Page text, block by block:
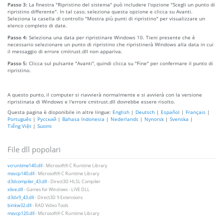
Passo 3: La finestra "Ripristino del sistema" può includere l'opzione "Scegli un punto di
ripristino differente". In tal caso, seleziona questa opzione e clicca su Avanti.
Seleziona la casella di controllo "Mostra più punti di ripristino" per visualizzare un
elenco completo di date.
Passo 4: Seleziona una data per ripristinare Windows 10. Tieni presente che è
necessario selezionare un punto di ripristino che ripristinerà Windows alla data in cui
il messaggio di errore cmitrust.dll non appariva.
Passo 5: Clicca sul pulsante "Avanti", quindi clicca su "Fine" per confermare il punto di
ripristino.
A questo punto, il computer si riavvierà normalmente e si avvierà con la versione
ripristinata di Windows e l'errore cmitrust.dll dovrebbe essere risolto.
Questa pagina è disponibile in altre lingue: English | Deutsch | Español | Français |
Português | Русский | Bahasa Indonesia | Nederlands | Nynorsk | Svenska |
Tiếng Việt | Suomi
File dll popolari
vcruntime140.dll- Microsoft® C Runtime Library
msvcp140.dll- Microsoft® C Runtime Library
d3dcompiler_43.dll- Direct3D HLSL Compiler
xlive.dll- Games for Windows - LIVE DLL
d3dx9_43.dll- Direct3D 9 Extensions
binkw32.dll- RAD Video Tools
msvcp120.dll- Microsoft® C Runtime Library